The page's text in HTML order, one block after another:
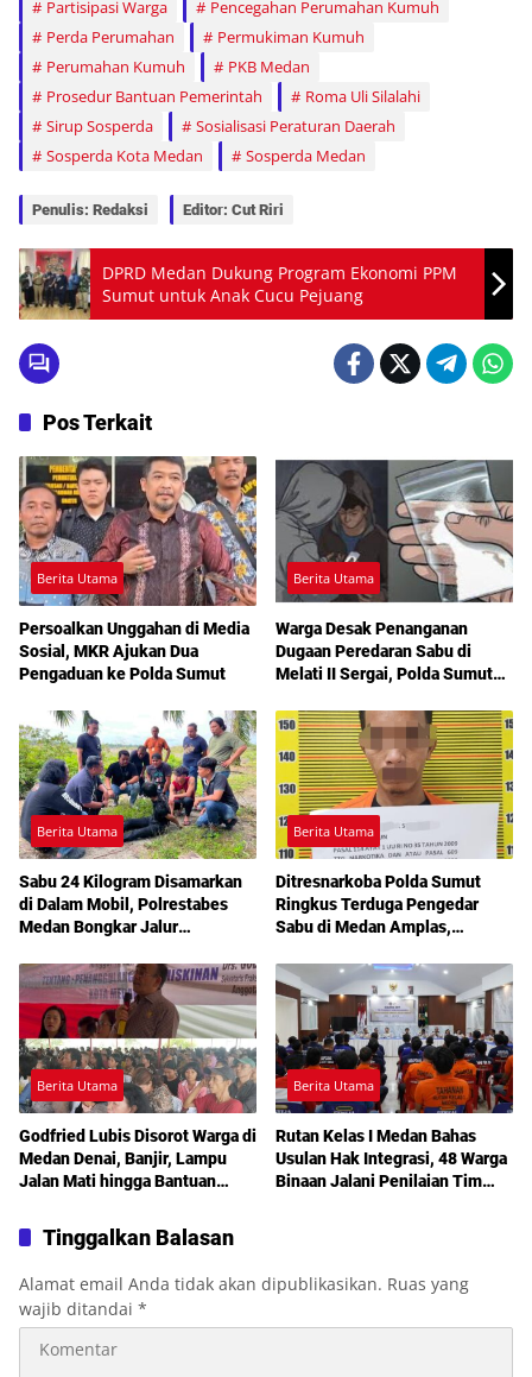
Partisipasi Warga
Pencegahan Perumahan Kumuh
Perda Perumahan
Permukiman Kumuh
Perumahan Kumuh
PKB Medan
Prosedur Bantuan Pemerintah
Roma Uli Silalahi
Sirup Sosperda
Sosialisasi Peraturan Daerah
Sosperda Kota Medan
Sosperda Medan
Penulis: Redaksi Editor: Cut Riri
DPRD Medan Dukung Program Ekonomi PPM
Sumut untuk Anak Cucu Pejuang
Pos Terkait
Berita Utama
Persoalkan Unggahan di Media
Sosial, MKR Ajukan Dua
Pengaduan ke Polda Sumut
Berita Utama
Warga Desak Penanganan
Dugaan Peredaran Sabu di
Melati II Sergai, Polda Sumut
Berita Utama
Sabu 24 Kilogram Disamarkan
di Dalam Mobil, Polrestabes
Medan Bongkar Jalur
Berita Utama
Ditresnarkoba Polda Sumut
Ringkus Terduga Pengedar
Sabu di Medan Amplas,
Berita Utama
Godfried Lubis Disorot Warga di
Medan Denai, Banjir, Lampu
Jalan Mati hingga Bantuan
Sosperda Kemiskinan
Berita Utama
Rutan Kelas I Medan Bahas
Usulan Hak Integrasi, 48 Warga
Binaan Jalani Penilaian Tim
Tinggalkan Balasan
Alamat email Anda tidak akan dipublikasikan. Ruas yang
wajib ditandai *